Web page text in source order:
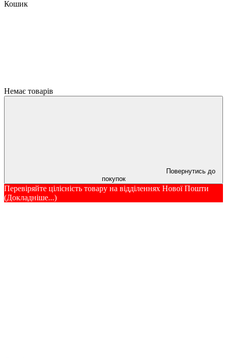
Кошик
Немає товарів
Повернутись до
покупок
Перевіряйте цілісність товару на відділеннях Нової Пошти
(Докладніше...)